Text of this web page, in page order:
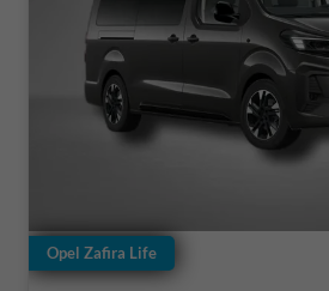
Opel Zafira Life